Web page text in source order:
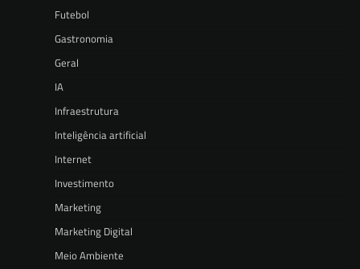
Futebol
Gastronomia
Geral
IA
Infraestrutura
Inteligência artificial
Internet
Investimento
Marketing
Marketing Digital
Meio Ambiente